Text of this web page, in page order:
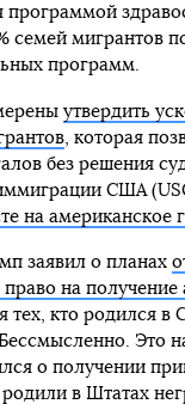
программой
семей мигрантов
программ.
утвердить
, которая
без решения
США
на американское
заявил о планах
право на получение
тех, кто родился в
Это
о получении
в Штатах